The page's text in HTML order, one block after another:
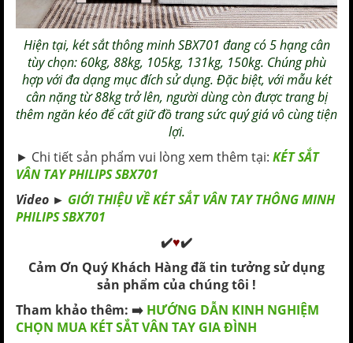
Hiện tại, két sắt thông minh SBX701 đang có 5 hạng cân
tùy chọn: 60kg, 88kg, 105kg, 131kg, 150kg. Chúng phù
hợp với đa dạng mục đích sử dụng. Đặc biệt, với mẫu két
cân nặng từ 88kg trở lên, người dùng còn được trang bị
thêm ngăn kéo để cất giữ đồ trang sức quý giá vô cùng tiện
lợi.
► Chi tiết sản phẩm vui lòng xem thêm tại: KÉT SẮT
VÂN TAY PHILIPS SBX701
Video ► GIỚI THIỆU VỀ KÉT SẮT VÂN TAY THÔNG MINH
PHILIPS SBX701
✔️♥✔️
Cảm Ơn Quý Khách Hàng đã tin tưởng sử dụng
sản phẩm của chúng tôi !
Tham khảo thêm: ➡️ HƯỚNG DẪN KINH NGHIỆM
CHỌN MUA KÉT SẮT VÂN TAY GIA ĐÌNH